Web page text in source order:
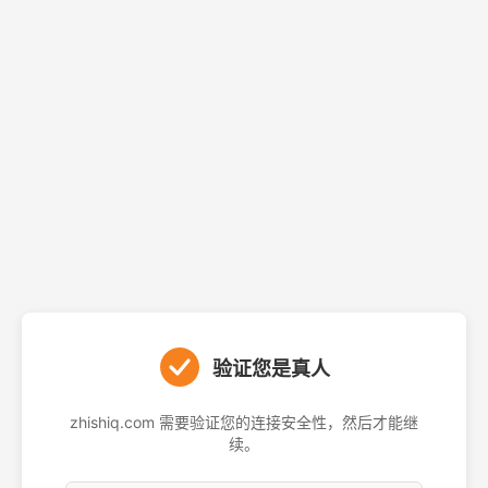
验证您是真人
zhishiq.com 需要验证您的连接安全性，然后才能继
续。